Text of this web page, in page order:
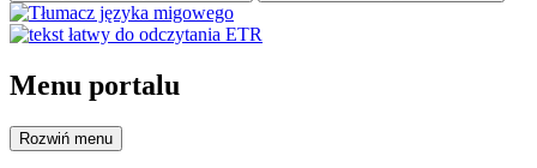
Menu portalu
Rozwiń menu